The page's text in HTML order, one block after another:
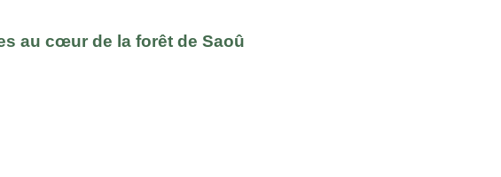
au cœur de la forêt de Saoû